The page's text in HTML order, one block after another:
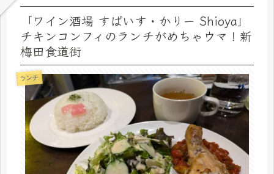
「ワイン酒場 すぱいす・かりー Shioya」
チキンコンフィのランチがめちゃウマ！新
梅田食道街
ランチ